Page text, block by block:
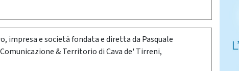
impresa e società fondata e diretta da Pasquale
& Territorio di Cava de' Tirreni,